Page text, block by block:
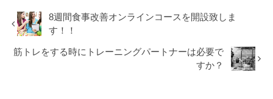
8週間食事改善オンラインコースを開設致しま
す！！
筋トレをする時にトレーニングパートナーは必要で
すか？